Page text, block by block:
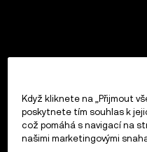
Když kliknete na „Přijmout
poskytnete tím souhlas k
což pomáhá s navigací na
našimi marketingovými